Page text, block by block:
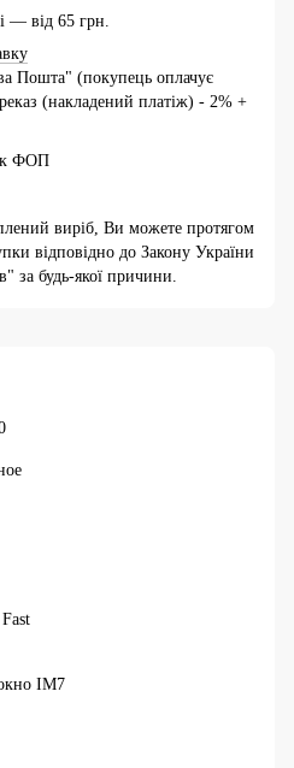
— від 65 грн.
Пошта" (покупець оплачує
(накладений платіж) - 2% +
ФОП
виріб, Ви можете протягом
відповідно до Закону України
за будь-якої причини.
IM7